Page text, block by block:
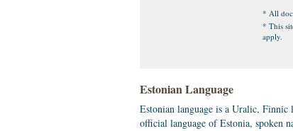
* All
* This
apply.
Estonian Language
Estonian language is a Uralic,
official language of Estonia, spoken